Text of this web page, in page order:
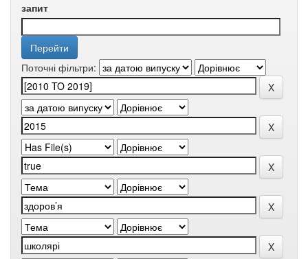
запит
Поточні фільтри: